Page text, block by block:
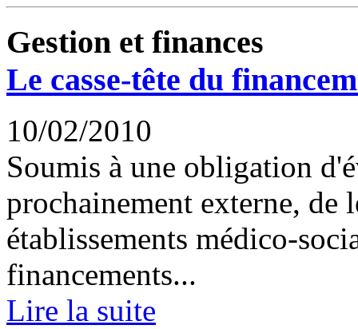
Gestion et finances
Le casse-tête du
10/02/2010
Soumis à une obligation
prochainement externe, de
établissements médico-
financements...
Lire la suite